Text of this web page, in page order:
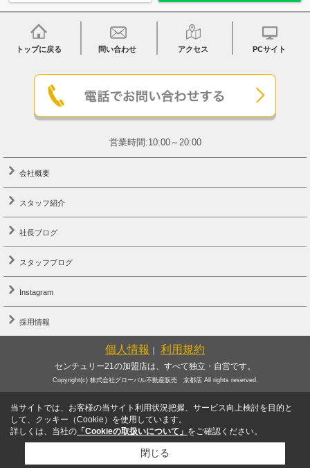
トップに戻る 問い合わせ アクセス PCサイト
営業時間:10:00～20:00
会社概要
スタッフ紹介
社長ブログ
スタッフブログ
Instagram
採用情報
個人情報 ｜ 利用規約
センチュリー21の加盟店は、すべて独立・自営です。
Copyright(c) 株式会社グローバル不動産販売 京都店 All rights reserved.
当サイトでは、お客様の当サイト利用状況把握、サービス向上検討を目的と
して、クッキー（Cookie）を使用しています。
詳しくは、当社の 「Cookieの取扱いについて」 をご確認ください。
閉じる